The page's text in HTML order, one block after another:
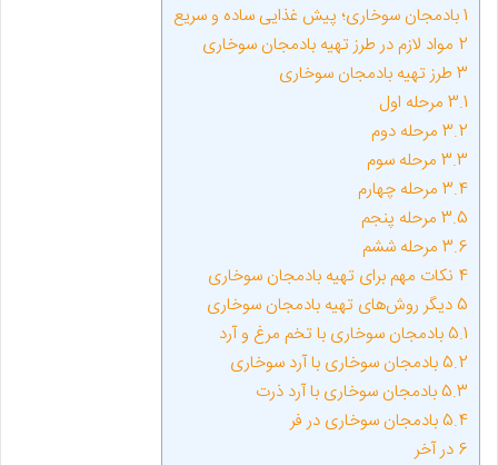
1بادمجان سوخاری؛ پیش غذایی ساده و سریع
2 مواد لازم در طرز تهیه بادمجان سوخاری
3 طرز تهیه بادمجان سوخاری
3.1 مرحله اول
3.2 مرحله دوم
3.3 مرحله سوم
3.4 مرحله چهارم
3.5 مرحله پنجم
3.6 مرحله ششم
4 نکات مهم برای تهیه بادمجان سوخاری
5دیگر روش‌های تهیه بادمجان سوخاری
5.1بادمجان سوخاری با تخم مرغ و آرد
5.2بادمجان سوخاری با آرد سوخاری
5.3بادمجان سوخاری با آرد ذرت
5.4بادمجان سوخاری در فر
6 در آخر